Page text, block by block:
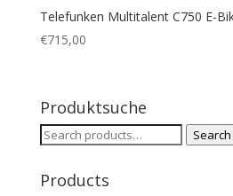
Telefunken Multitalent C750 E-
€715,00
Produktsuche
Search
Search
Products